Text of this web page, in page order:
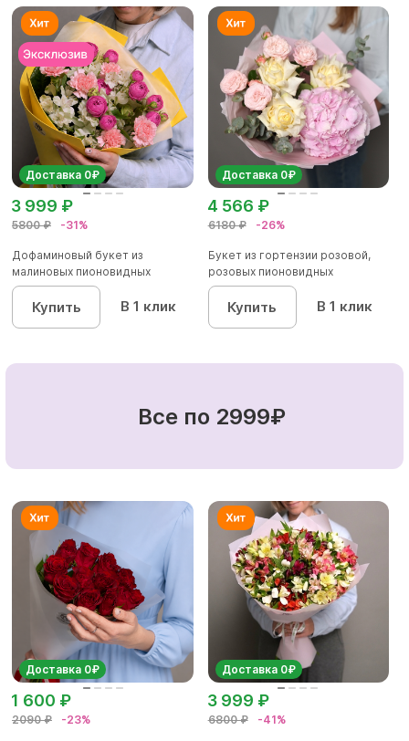
Доставка 0₽
5800 ₽ -31%
3 999 ₽
Дофаминовый букет из
малиновых пионовидных
кустовых роз...
Купить В 1 клик
Доставка 0₽
6180 ₽ -26%
4 566 ₽
Букет из гортензии розовой,
розовых пионовидных
кустовы...
Купить В 1 клик
Все по 2999₽
Доставка 0₽
2090 ₽ -23%
1 600 ₽
Доставка 0₽
6800 ₽ -41%
3 999 ₽